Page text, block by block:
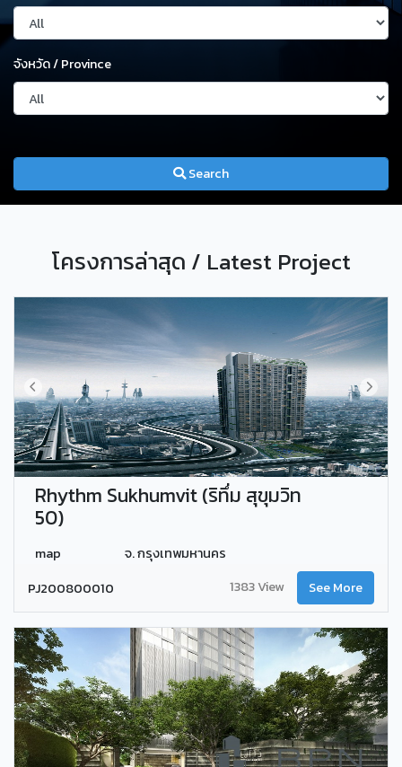
จังหวัด / Province
Search
โครงการล่าสุด / Latest Project
Rhythm Sukhumvit (ริทึ่ม สุขุมวิท
50)
map
จ. กรุงเทพมหานคร
PJ200800010
1383 View See More